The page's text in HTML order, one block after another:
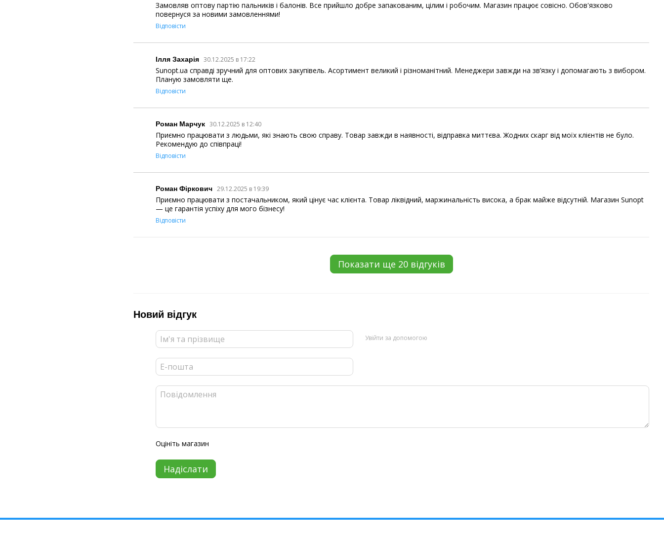
Замовляв оптову партію пальників і балонів. Все прийшло добре запакованим, цілим і робочим. Магазин працює совісно. Обов'язково
повернуся за новими замовленнями!
Відповісти
Ілля Захарія 30.12.2025 в 17:22
Sunopt.ua справді зручний для оптових закупівель. Асортимент великий і різноманітний. Менеджери завжди на зв’язку і допомагають з вибором.
Планую замовляти ще.
Відповісти
Роман Марчук 30.12.2025 в 12:40
Приємно працювати з людьми, які знають свою справу. Товар завжди в наявності, відправка миттєва. Жодних скарг від моїх клієнтів не було.
Рекомендую до співпраці!
Відповісти
Роман Фіркович 29.12.2025 в 19:39
Приємно працювати з постачальником, який цінує час клієнта. Товар ліквідний, маржинальність висока, а брак майже відсутній. Магазин Sunopt
— це гарантія успіху для мого бізнесу!
Відповісти
Показати ще 20 відгуків
Новий відгук
Увійти за допомогою
Оцініть магазин
Надіслати